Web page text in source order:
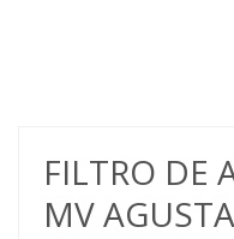
FILTRO DE
MV